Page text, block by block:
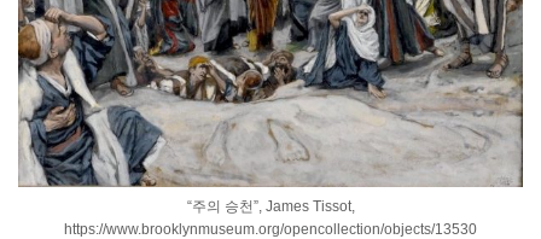
“주의 승천”, James Tissot,
https://www.brooklynmuseum.org/opencollection/objects/13530